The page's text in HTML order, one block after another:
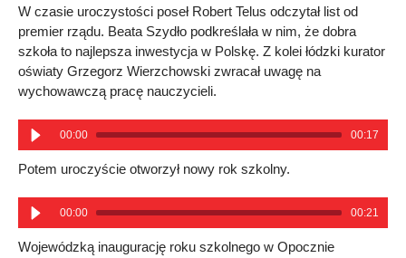
W czasie uroczystości poseł Robert Telus odczytał list od
premier rządu. Beata Szydło podkreślała w nim, że dobra
szkoła to najlepsza inwestycja w Polskę. Z kolei łódzki kurator
oświaty Grzegorz Wierzchowski zwracał uwagę na
wychowawczą pracę nauczycieli.
00:00 00:17
Potem uroczyście otworzył nowy rok szkolny.
00:00 00:21
Wojewódzką inaugurację roku szkolnego w Opocznie